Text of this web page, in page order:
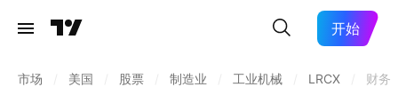
开始
市场 美国 股票 制造业 工业机械 LRCX 财务